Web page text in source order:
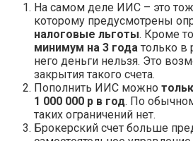
На самом деле ИИС – это
которому предусмотрены
налоговые льготы. Кроме
минимум на 3 года только в
него деньги нельзя. Это
закрытия такого счета.
Пополнить ИИС можно
1 000 000 р в год. По
таких ограничений нет.
Брокерский счет больше